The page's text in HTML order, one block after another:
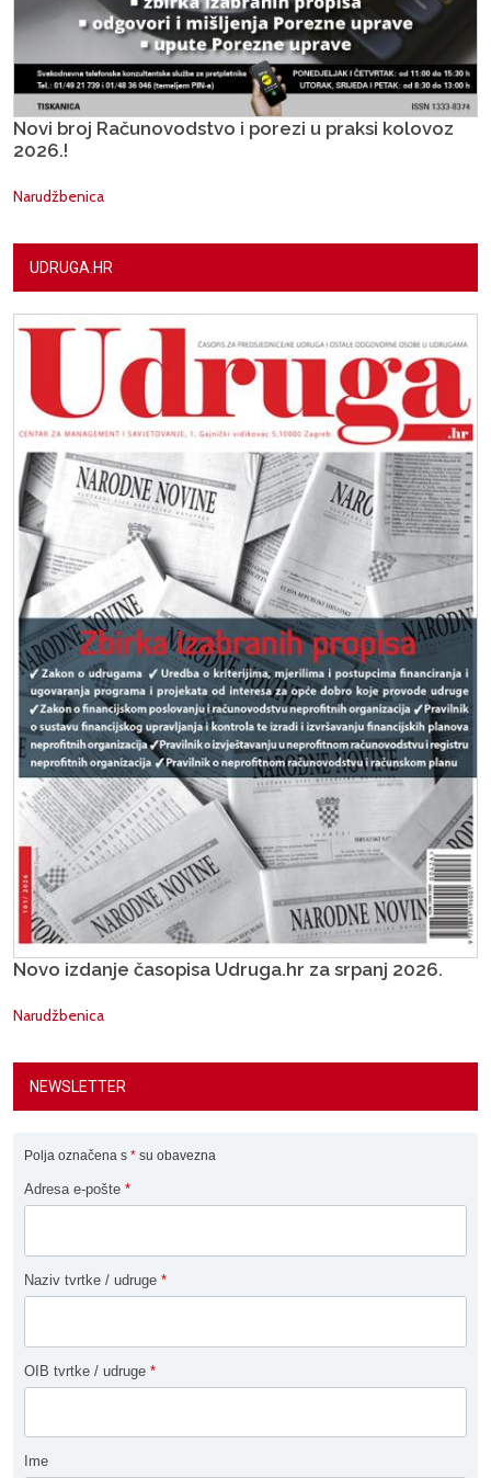
Novi broj Računovodstvo i porezi u praksi kolovoz
2026.!
Narudžbenica
UDRUGA.HR
Novo izdanje časopisa Udruga.hr za srpanj 2026.
Narudžbenica
NEWSLETTER
Polja označena s * su obavezna
Adresa e-pošte *
Naziv tvrtke / udruge *
OIB tvrtke / udruge *
Ime